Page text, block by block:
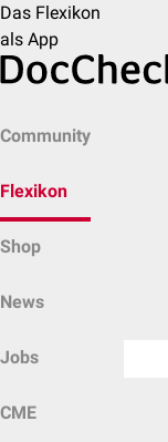
Das Flexikon
als App
Community
Flexikon
Shop
News
Jobs
CME